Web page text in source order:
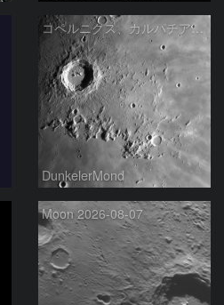
コペルニクス、カルパチア山脈付近
DunkelerMond
Moon 2026-08-07